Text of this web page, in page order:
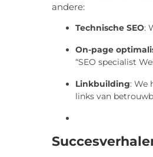
andere:
Technische SEO:
On-page
“SEO specialist
Linkbuilding: We
links van